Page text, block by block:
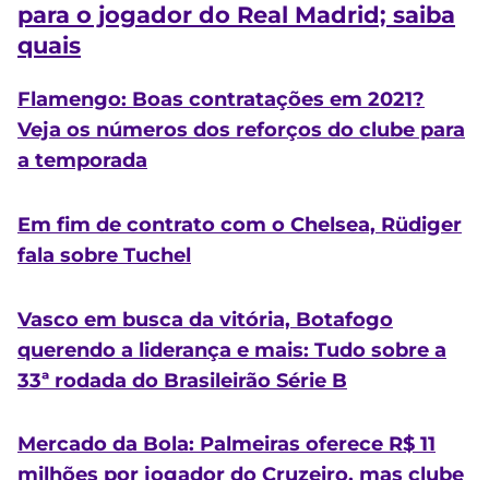
para o jogador do Real Madrid; saiba
quais
Flamengo: Boas contratações em 2021?
Veja os números dos reforços do clube para
a temporada
Em fim de contrato com o Chelsea, Rüdiger
fala sobre Tuchel
Vasco em busca da vitória, Botafogo
querendo a liderança e mais: Tudo sobre a
33ª rodada do Brasileirão Série B
Mercado da Bola: Palmeiras oferece R$ 11
milhões por jogador do Cruzeiro, mas clube